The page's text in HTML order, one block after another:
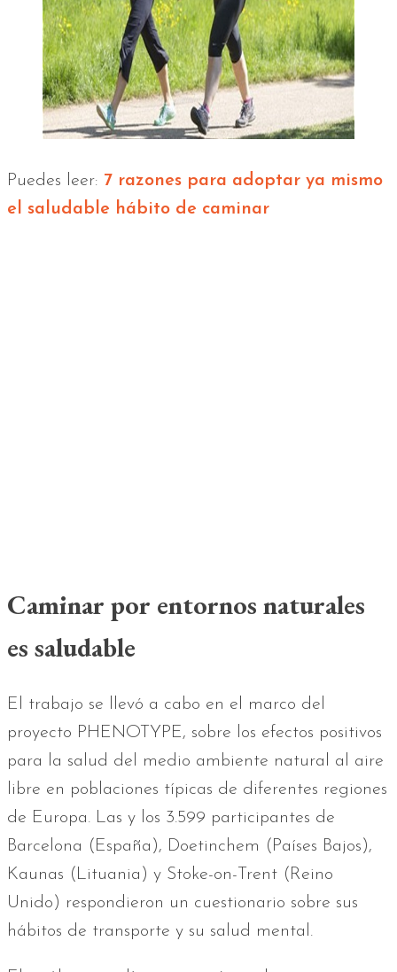
Puedes leer: 7 razones para adoptar ya mismo
el saludable hábito de caminar
Caminar por entornos naturales
es saludable
El trabajo se llevó a cabo en el marco del
proyecto PHENOTYPE, sobre los efectos positivos
para la salud del medio ambiente natural al aire
libre en poblaciones típicas de diferentes regiones
de Europa. Las y los 3.599 participantes de
Barcelona (España), Doetinchem (Países Bajos),
Kaunas (Lituania) y Stoke-on-Trent (Reino
Unido) respondieron un cuestionario sobre sus
hábitos de transporte y su salud mental.